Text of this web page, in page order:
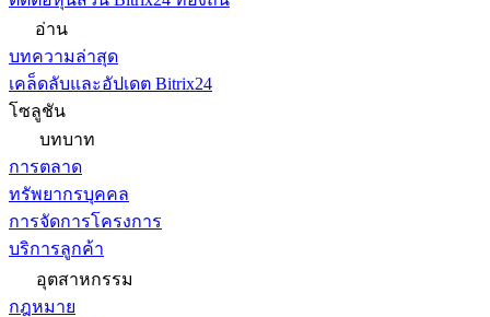
อ่าน
บทความล่าสุด
เคล็ดลับและอัปเดต Bitrix24
โซลูชัน
บทบาท
การตลาด
ทรัพยากรบุคคล
การจัดการโครงการ
บริการลูกค้า
อุตสาหกรรม
กฎหมาย